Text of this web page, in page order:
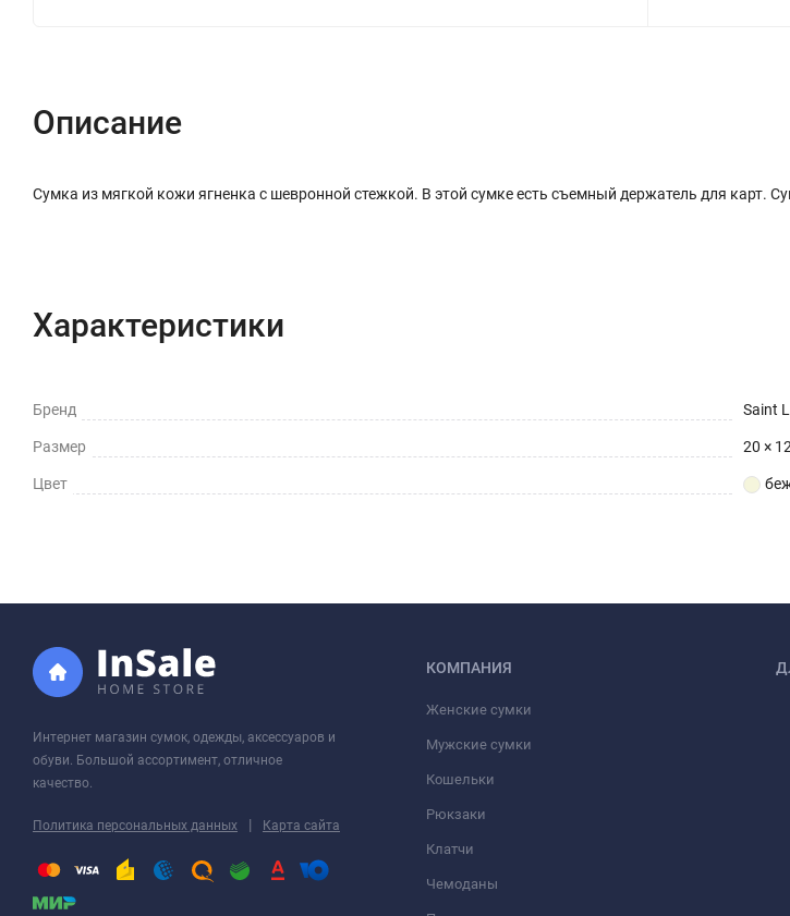
Описание
Сумка из мягкой кожи ягненка с шевронной стежкой. В этой сумке есть съемный держатель для карт.
Характеристики
Бренд Saint
Размер 20 ×
Цвет
Интернет магазин сумок, одежды, аксессуаров и
обуви. Большой ассортимент, отличное
качество.
Политика персональных данных | Карта сайта
КОМПАНИЯ
Женские сумки
Мужские сумки
Кошельки
Рюкзаки
Клатчи
Чемоданы